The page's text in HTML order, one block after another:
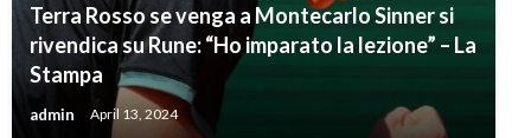
Terra Rosso se venga a Montecarlo Sinner si
rivendica su Rune: “Ho imparato la lezione” – La
Stampa
admin April 13, 2024